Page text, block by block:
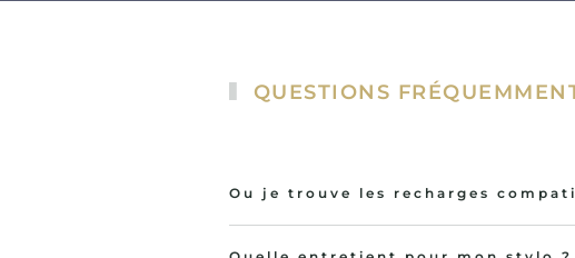
QUESTIONS
Ou je trouve les recharges